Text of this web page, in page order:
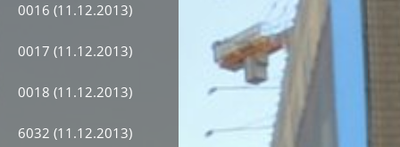
0016 (11.12.2013)
0017 (11.12.2013)
0018 (11.12.2013)
6032 (11.12.2013)